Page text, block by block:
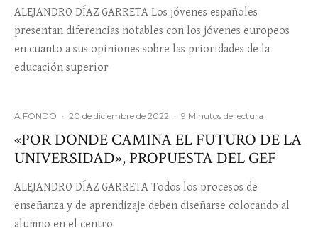
ALEJANDRO DÍAZ GARRETA Los jóvenes españoles
presentan diferencias notables con los jóvenes europeos
en cuanto a sus opiniones sobre las prioridades de la
educación superior
A FONDO · 20 de diciembre de 2022 · 9 Minutos de lectura
«POR DONDE CAMINA EL FUTURO DE LA
UNIVERSIDAD», PROPUESTA DEL GEF
ALEJANDRO DÍAZ GARRETA Todos los procesos de
enseñanza y de aprendizaje deben diseñarse colocando al
alumno en el centro